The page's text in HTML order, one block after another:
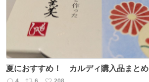
夏におすすめ！ カルディ購入品まとめ